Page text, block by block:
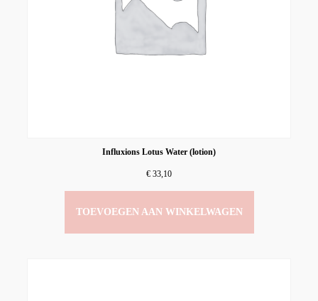
Influxions Lotus Water (lotion)
€ 33,10
TOEVOEGEN AAN WINKELWAGEN